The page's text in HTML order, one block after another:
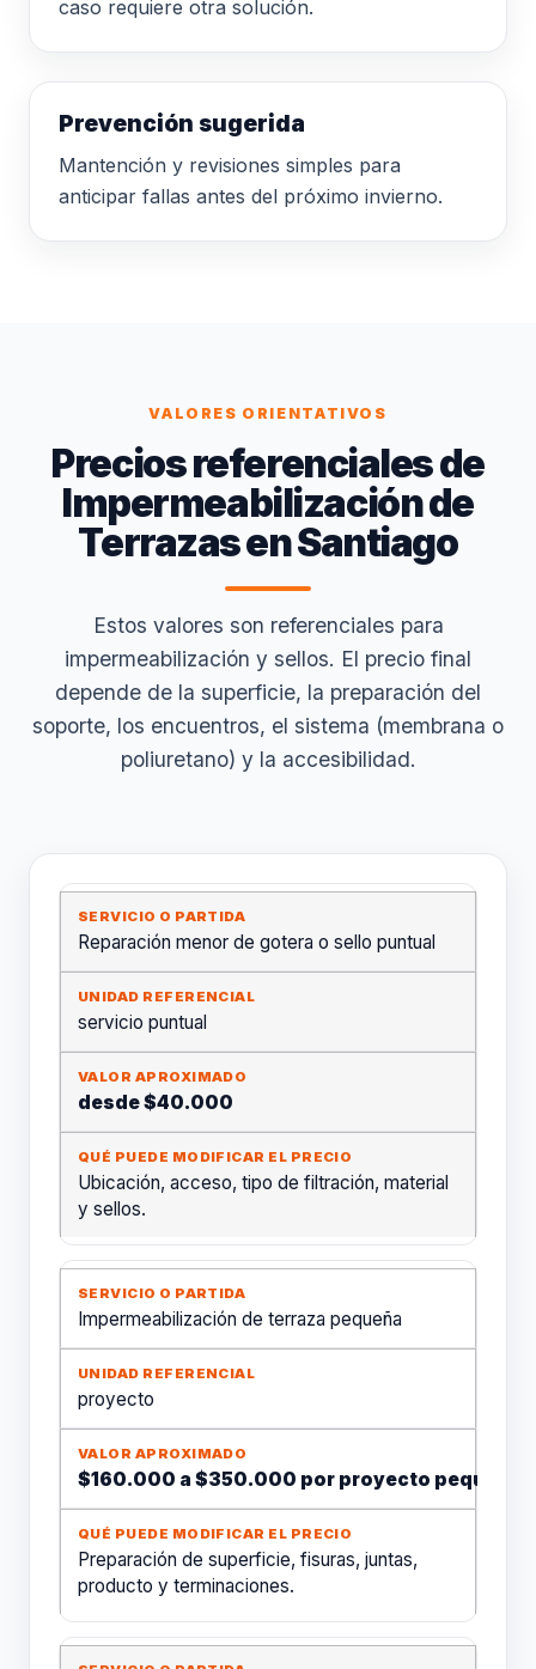
caso requiere otra solución.
Prevención sugerida
Mantención y revisiones simples para
anticipar fallas antes del próximo invierno.
VALORES ORIENTATIVOS
Precios referenciales de
Impermeabilización de
Terrazas en Santiago
Estos valores son referenciales para
impermeabilización y sellos. El precio final
depende de la superficie, la preparación del
soporte, los encuentros, el sistema (membrana o
poliuretano) y la accesibilidad.
Reparación menor de gotera o sello puntual
servicio puntual
desde $40.000
Ubicación, acceso, tipo de filtración, material
y sellos.
Impermeabilización de terraza pequeña
proyecto
$160.000 a $350.000 por proyecto pequeño
Preparación de superficie, fisuras, juntas,
producto y terminaciones.